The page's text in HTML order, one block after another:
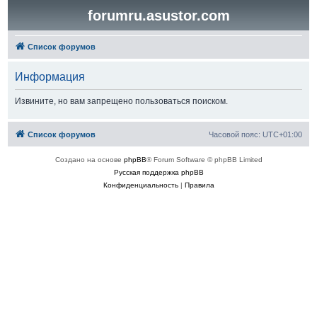
forumru.asustor.com
Список форумов
Информация
Извините, но вам запрещено пользоваться поиском.
Список форумов Часовой пояс: UTC+01:00
Создано на основе phpBB® Forum Software © phpBB Limited
Русская поддержка phpBB
Конфиденциальность| Правила